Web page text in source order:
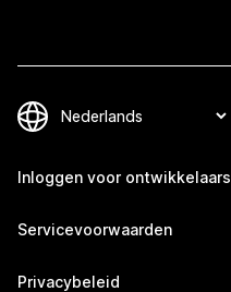
Inloggen voor ontwikkelaars
Servicevoorwaarden
Privacybeleid